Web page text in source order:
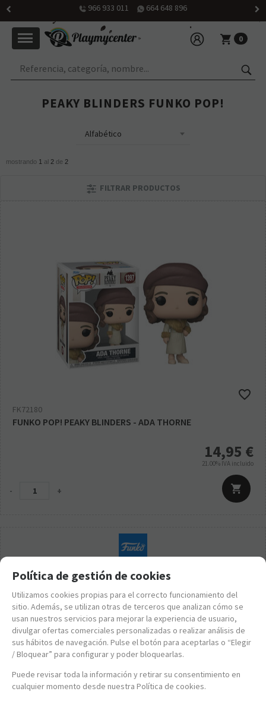
966 933 011 664 648 896
0
PEAKY BLINDERS FUNKO POP!
mostrando 1 al 2 de 2
FILTRAR PRODUCTOS
FK72180
FUNKO POP! PEAKY BLINDERS - ADA THORNE
14,95 €
21.00% IVA incluido
- +
Política de gestión de cookies
Utilizamos cookies propias para el correcto funcionamiento del
sitio. Además, se utilizan otras de terceros que analizan cómo se
usan nuestros servicios para mejorar la experiencia de usuario,
divulgar ofertas comerciales personalizadas o realizar análisis de
sus hábitos de navegación. Pulse el botón para aceptarlas o “Elegir
/ Bloquear” para configurar y poder bloquearlas.
Puede revisar toda la información y retirar su consentimiento en
cualquier momento desde nuestra Política de cookies.